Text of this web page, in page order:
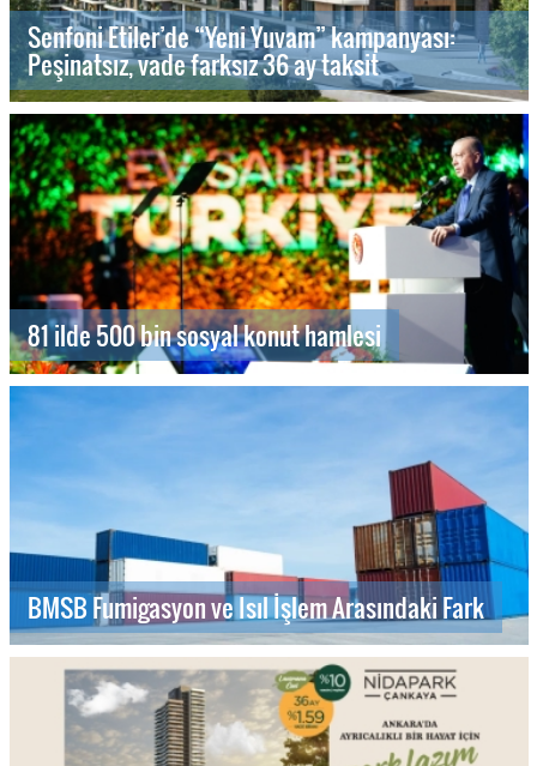
Senfoni Etiler’de “Yeni Yuvam” kampanyası:
Peşinatsız, vade farksız 36 ay taksit
81 ilde 500 bin sosyal konut hamlesi
BMSB Fumigasyon ve Isıl İşlem Arasındaki Fark